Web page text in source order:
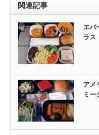
関連記事
エバ
ラス
アメ
ミー